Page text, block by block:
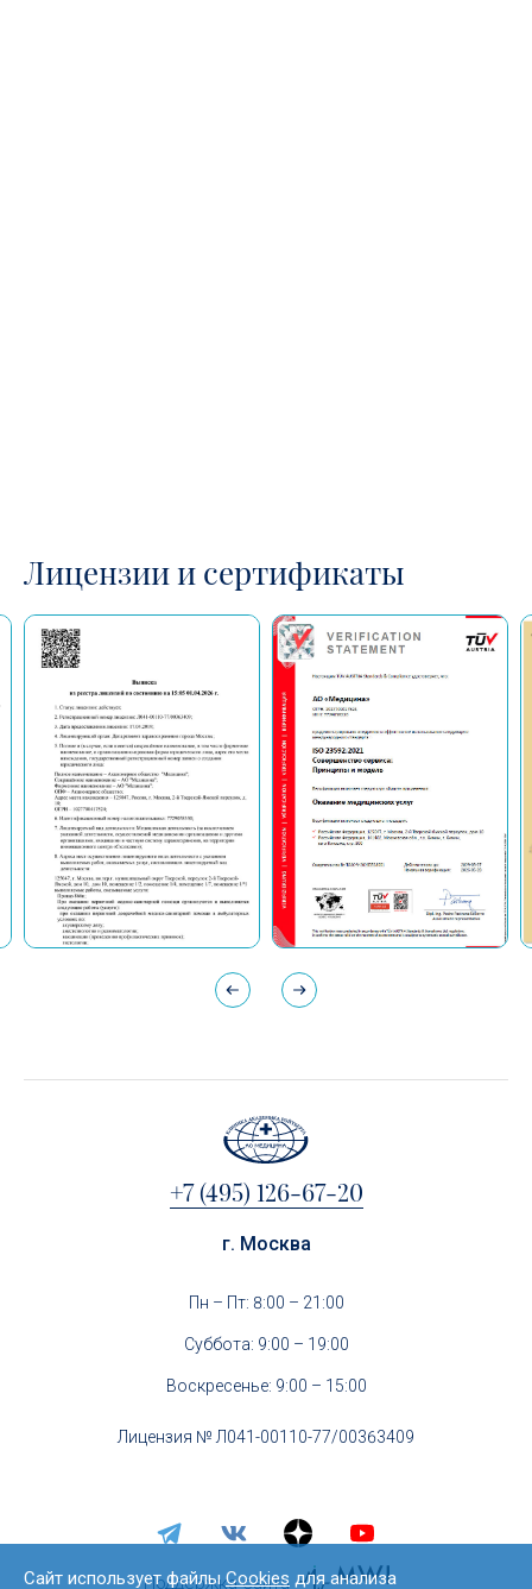
Лицензии и сертификаты
+7 (495) 126-67-20
г. Москва
Пн – Пт: 8:00 – 21:00
Суббота: 9:00 – 19:00
Воскресенье: 9:00 – 15:00
Лицензия № Л041-00110-77/00363409
Поддержка сайта
Сайт использует файлыCookies для анализа